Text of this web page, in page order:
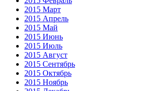
2015 Март
2015 Апрель
2015 Май
2015 Июнь
2015 Июль
2015 Август
2015 Сентябрь
2015 Октябрь
2015 Ноябрь